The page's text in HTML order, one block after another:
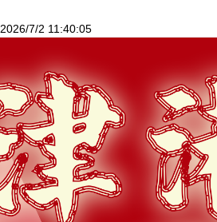
2026/7/2 11:40:05